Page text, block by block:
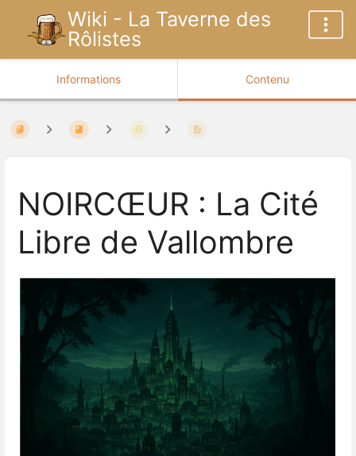
Wiki - La Taverne des
Rôlistes
Informations Contenu
NOIRCŒUR : La Cité
Libre de Vallombre